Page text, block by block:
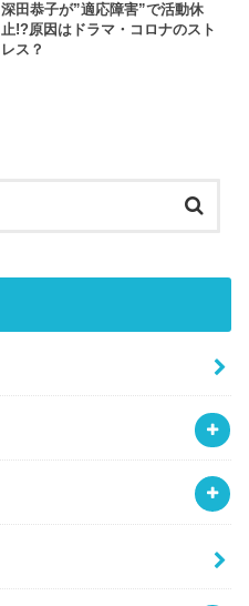
深田恭子が”適応障害”で活動休
止!?原因はドラマ・コロナのスト
レス？